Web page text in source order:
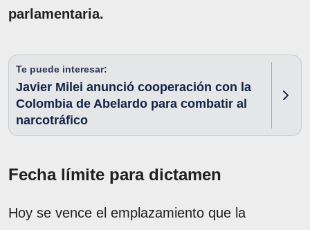
parlamentaria.
Te puede interesar:
Javier Milei anunció cooperación con la
Colombia de Abelardo para combatir al
narcotráfico
Fecha límite para dictamen
Hoy se vence el emplazamiento que la